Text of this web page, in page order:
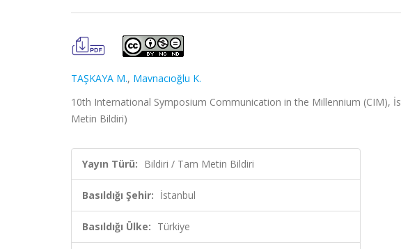
TAŞKAYA M., Mavnacıoğlu K.
10th International Symposium Communication in the Millennium (CIM),
Metin Bildiri)
Yayın Türü: Bildiri / Tam Metin Bildiri
Basıldığı Şehir: İstanbul
Basıldığı Ülke: Türkiye